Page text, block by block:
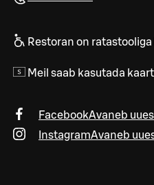
Restoran on
Meil saab kasutada
FacebookAvaneb
InstagramAvaneb